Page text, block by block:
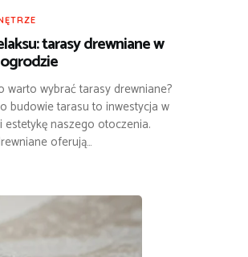
tarasy drewniane w
warto wybrać tarasy drewniane?
budowie tarasu to inwestycja w
naszego otoczenia.
oferują…